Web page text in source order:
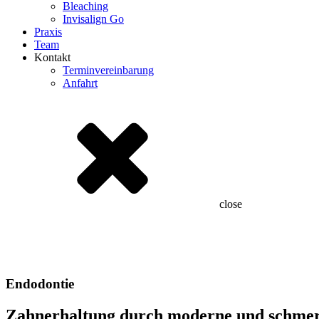
Bleaching
Invisalign Go
Praxis
Team
Kontakt
Terminvereinbarung
Anfahrt
close
Endodontie
Zahnerhaltung durch moderne und